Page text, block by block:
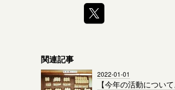
関連記事
2022-01-01
【今年の活動につい